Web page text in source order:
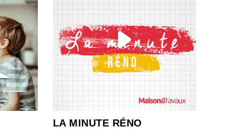
électrique pour analyser l'état des routes et la
de l'air en temps réel
- IL Y A 1 MOIS
valide par erreur une offre de rachat à 16 000 euros
- IL Y A 1 MOIS
de moratoires frappe les datacenters aux États-
un projet polémique près d'un zoo
IL Y A 1 MOIS LA MINUTE RÉNO